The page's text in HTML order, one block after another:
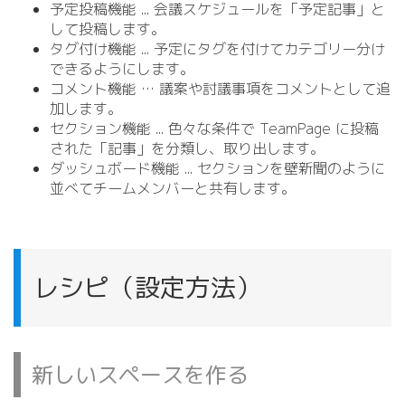
予定投稿機能 ... 会議スケジュールを「予定記事」と
して投稿します。
タグ付け機能 ... 予定にタグを付けてカテゴリー分け
できるようにします。
コメント機能 … 議案や討議事項をコメントとして追
加します。
セクション機能 ... 色々な条件で TeamPage に投稿
された「記事」を分類し、取り出します。
ダッシュボード機能 ... セクションを壁新聞のように
並べてチームメンバーと共有します。
レシピ（設定方法）
新しいスペースを作る